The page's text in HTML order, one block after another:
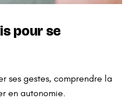
pour se
ses gestes, comprendre la
en autonomie.